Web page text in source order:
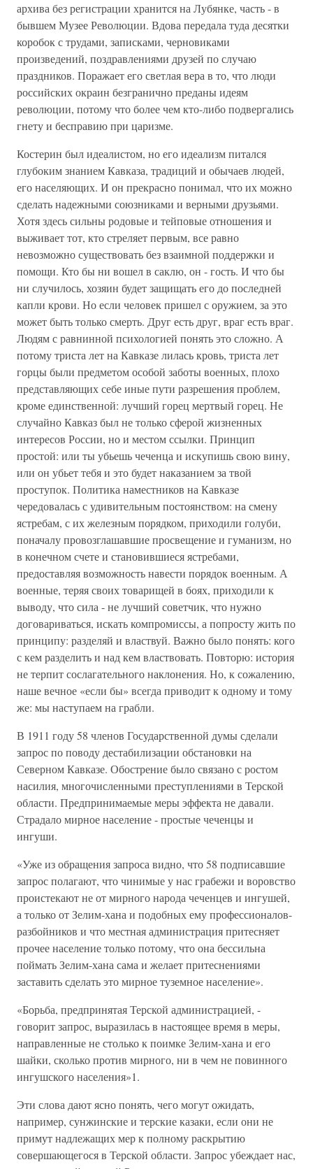
архива без регистрации хранится на Лубянке, часть - в
бывшем Музее Революции. Вдова передала туда десятки
коробок с трудами, записками, черновиками
произведений, поздравлениями друзей по случаю
праздников. Поражает его светлая вера в то, что люди
российских окраин безгранично преданы идеям
революции, потому что более чем кто-либо подвергались
гнету и бесправию при царизме.
Костерин был идеалистом, но его идеализм питался
глубоким знанием Кавказа, традиций и обычаев людей,
его населяющих. И он прекрасно понимал, что их можно
сделать надежными союзниками и верными друзьями.
Хотя здесь сильны родовые и тейповые отношения и
выживает тот, кто стреляет первым, все равно
невозможно существовать без взаимной поддержки и
помощи. Кто бы ни вошел в саклю, он - гость. И что бы
ни случилось, хозяин будет защищать его до последней
капли крови. Но если человек пришел с оружием, за это
может быть только смерть. Друг есть друг, враг есть враг.
Людям с равнинной психологией понять это сложно. А
потому триста лет на Кавказе лилась кровь, триста лет
горцы были предметом особой заботы военных, плохо
представляющих себе иные пути разрешения проблем,
кроме единственной: лучший горец мертвый горец. Не
случайно Кавказ был не только сферой жизненных
интересов России, но и местом ссылки. Принцип
простой: или ты убьешь чеченца и искупишь свою вину,
или он убьет тебя и это будет наказанием за твой
проступок. Политика наместников на Кавказе
чередовалась с удивительным постоянством: на смену
ястребам, с их железным порядком, приходили голуби,
поначалу провозглашавшие просвещение и гуманизм, но
в конечном счете и становившиеся ястребами,
предоставляя возможность навести порядок военным. А
военные, теряя своих товарищей в боях, приходили к
выводу, что сила - не лучший советчик, что нужно
договариваться, искать компромиссы, а попросту жить по
принципу: разделяй и властвуй. Важно было понять: кого
с кем разделить и над кем властвовать. Повторю: история
не терпит сослагательного наклонения. Но, к сожалению,
наше вечное «если бы» всегда приводит к одному и тому
же: мы наступаем на грабли.
В 1911 году 58 членов Государственной думы сделали
запрос по поводу дестабилизации обстановки на
Северном Кавказе. Обострение было связано с ростом
насилия, многочисленными преступлениями в Терской
области. Предпринимаемые меры эффекта не давали.
Страдало мирное население - простые чеченцы и
ингуши.
«Уже из обращения запроса видно, что 58 подписавшие
запрос полагают, что чинимые у нас грабежи и воровство
проистекают не от мирного народа чеченцев и ингушей,
а только от Зелим-хана и подобных ему профессионалов-
разбойников и что местная администрация притесняет
прочее население только потому, что она бессильна
поймать Зелим-хана сама и желает притеснениями
заставить сделать это мирное туземное население».
«Борьба, предпринятая Терской администрацией, -
говорит запрос, выразилась в настоящее время в меры,
направленные не столько к поимке Зелим-хана и его
шайки, сколько против мирного, ни в чем не повинного
ингушского населения»1.
Эти слова дают ясно понять, чего могут ожидать,
например, сунжинские и терские казаки, если они не
примут надлежащих мер к полному раскрытию
совершающегося в Терской области. Запрос убеждает нас,